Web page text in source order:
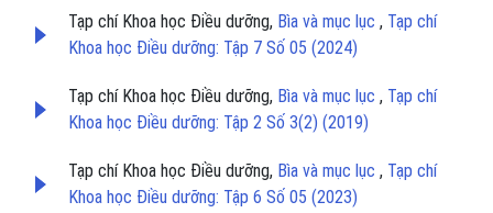
Tạp chí Khoa học Điều dưỡng, Bìa và mục lục , Tạp chí
Khoa học Điều dưỡng: Tập 7 Số 05 (2024)
Tạp chí Khoa học Điều dưỡng, Bìa và mục lục , Tạp chí
Khoa học Điều dưỡng: Tập 2 Số 3(2) (2019)
Tạp chí Khoa học Điều dưỡng, Bìa và mục lục , Tạp chí
Khoa học Điều dưỡng: Tập 6 Số 05 (2023)